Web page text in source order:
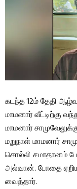
கடந்த 12ம் தேதி
மாமனார் வீட்டிற்கு
மாமனார்
மறுநாள் மாமனார்
சொல்லி சமாதானம்
அல்வான். போதை
வைத்தார்.